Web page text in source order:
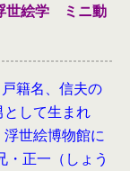
世絵学 ミニ動
籍名、信夫の
して生まれ
世絵博物館に
正一（しょう